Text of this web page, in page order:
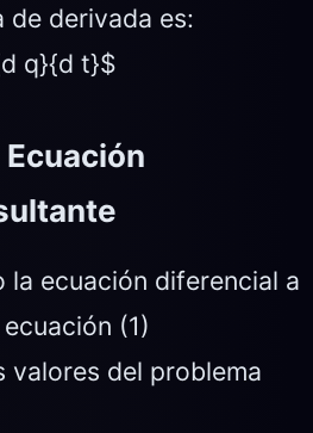
derivada es:
q}{d t}$
la ecuación diferencial a
(1)
valores del problema